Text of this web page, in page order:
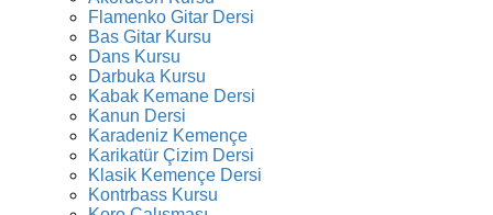
Flamenko Gitar Dersi
Bas Gitar Kursu
Dans Kursu
Darbuka Kursu
Kabak Kemane Dersi
Kanun Dersi
Karadeniz Kemençe
Karikatür Çizim Dersi
Klasik Kemençe Dersi
Kontrbass Kursu